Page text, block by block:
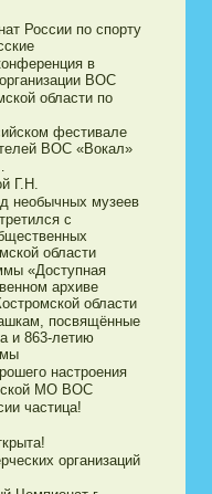
России по спорту
в
ВОС
области по
фестивале
ВОС «Вокал»
Г.Н.
необычных музеев
с
области
«Доступная
архиве
области
посвящённые
и 863-летию
настроения
МО ВОС
частица!
организаций